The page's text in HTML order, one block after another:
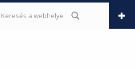
KERESÉS ŰRLAP